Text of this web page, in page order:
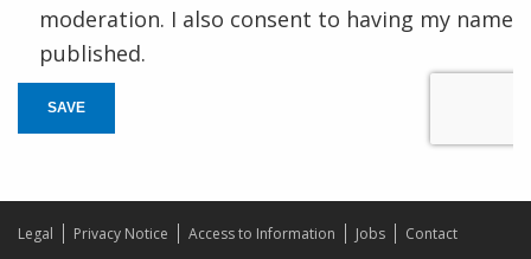
moderation. I also consent to having my name
published.
SAVE
Legal Privacy Notice Access to Information Jobs
Contact